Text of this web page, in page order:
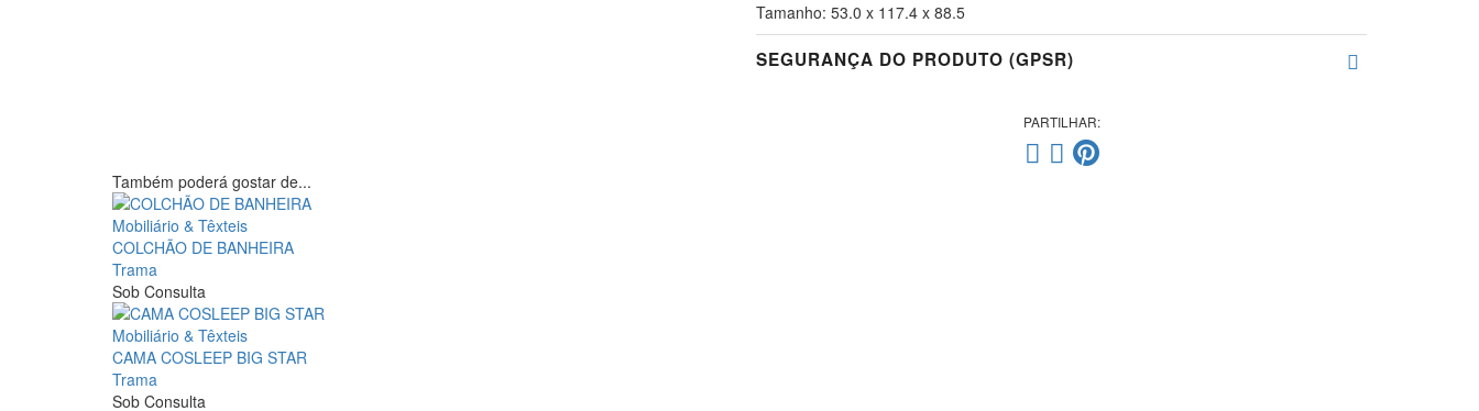
Tamanho: 53.0 x 117.4 x 88.5
SEGURANÇA DO PRODUTO (GPSR)
PARTILHAR:
Também poderá gostar de...
Mobiliário & Têxteis
COLCHÃO DE BANHEIRA
Trama
Sob Consulta
Mobiliário & Têxteis
CAMA COSLEEP BIG STAR
Trama
Sob Consulta